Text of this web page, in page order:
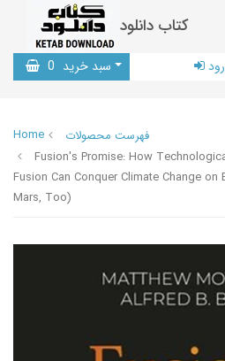
کتاب دانلود
سبد خرید 0
Home
فهرست محصولات
Fusion's Promise: How
Fusion Can Conquer Climate Change on
Mars, Too)